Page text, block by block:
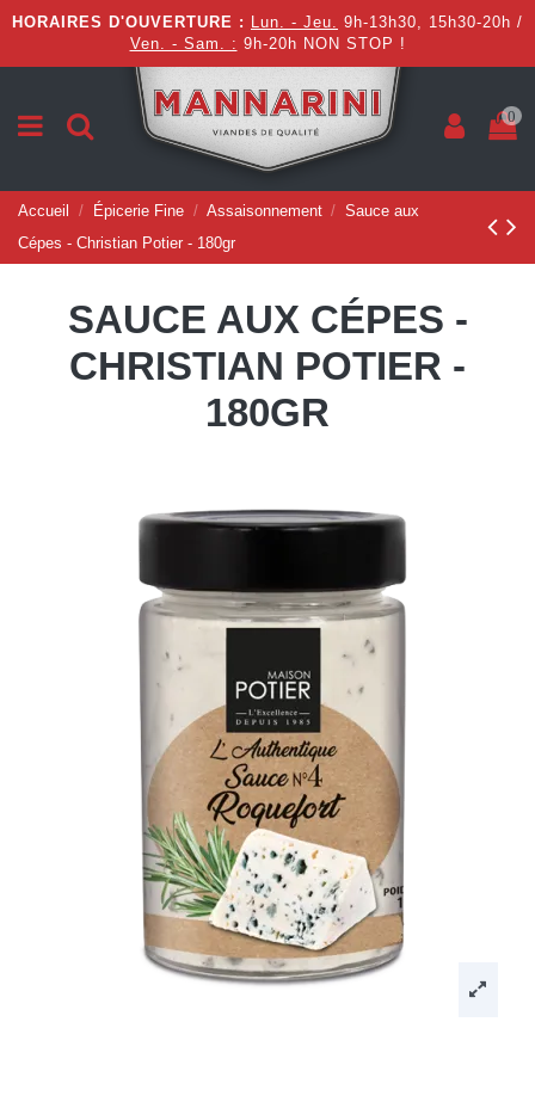
HORAIRES D'OUVERTURE : Lun. - Jeu. 9h-13h30, 15h30-20h /
Ven. - Sam. : 9h-20h NON STOP !
0
Accueil Épicerie Fine Assaisonnement
Sauce aux
Cépes - Christian Potier - 180gr
SAUCE AUX CÉPES -
CHRISTIAN POTIER -
180GR